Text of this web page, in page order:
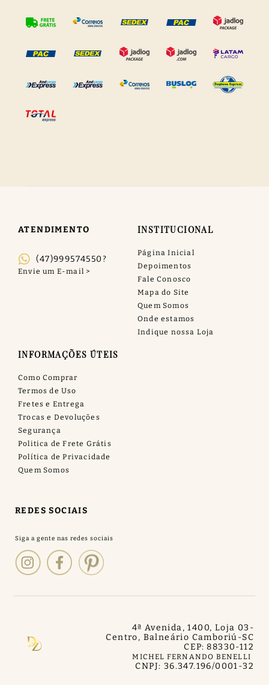
ATENDIMENTO
(47)999574550?
INSTITUCIONAL
Página Inicial
Depoimentos
Fale Conosco
Mapa do Site
Quem Somos
Onde estamos
Indique nossa Loja
INFORMAÇÕES ÚTEIS
Como Comprar
Termos de Uso
Fretes e Entrega
Trocas e Devoluções
Segurança
Politica de Frete Grátis
Política de Privacidade
Quem Somos
REDES SOCIAIS
MICHEL FERNANDO BENELLI
4ª Avenida, 1400, Loja 03 -
Centro, Balneário Camboriú-SC
CEP: 88330-112
CNPJ: 36.347.196/0001-32